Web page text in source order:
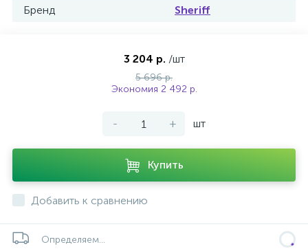
Бренд
Sheriff
3 204 р. /шт
5 696 р.
Экономия 2 492 р.
- + шт
Купить
Добавить к сравнению
Определяем...